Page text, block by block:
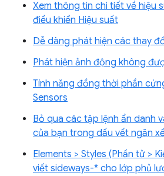
Xem thông tin chi tiết về hiệu
điều khiển Hiệu suất
Dễ dàng phát hiện các thay
Phát hiện ảnh động không
Tính năng đồng thời phần
Sensors
Bỏ qua các tập lệnh ẩn danh
của bạn trong dấu vết ngăn
Elements > Styles (Phần tử >
viết sideways-* cho lớp phủ